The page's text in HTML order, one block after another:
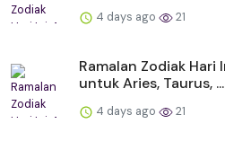
4 days ago 21
Ramalan Zodiak
untuk Aries, Taurus, ...
4 days ago 21